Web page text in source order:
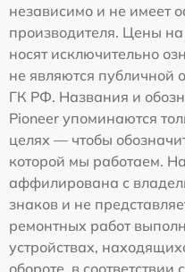
независимо и не имеет
производителя. Цены
носят исключительно
не являются публичной
ГК РФ. Названия и
Pioneer упоминаются
целях — чтобы
которой мы работаем.
аффилирована с
знаков и не
ремонтных работ
устройствах,